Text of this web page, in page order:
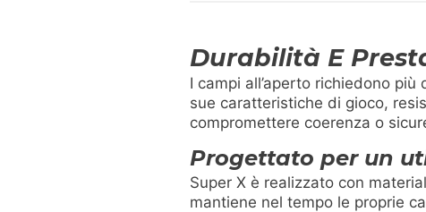
Durabilità E
I campi all’aperto richiedono
sue caratteristiche di gioco,
compromettere coerenza o
Progettato per un
Super X è realizzato con
mantiene nel tempo le proprie